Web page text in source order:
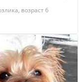
возраст 6